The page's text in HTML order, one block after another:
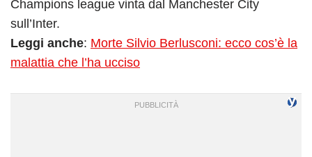
Champions league vinta dal Manchester City
sull’Inter.
Leggi anche: Morte Silvio Berlusconi: ecco cos’è la
malattia che l’ha ucciso